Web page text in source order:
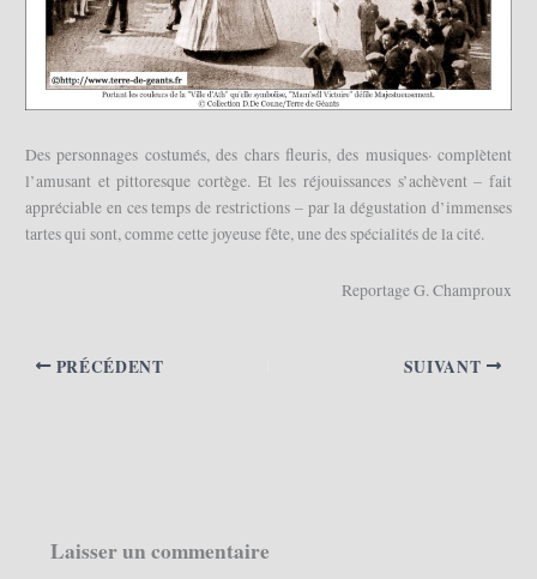
Des personnages costumés, des chars fleuris, des musiques· complètent
l’amusant et pittoresque cortège. Et les réjouissances s’achèvent – fait
appréciable en ces temps de restrictions – par la dégustation d’immenses
tartes qui sont, comme cette joyeuse fête, une des spécialités de la cité.
Reportage G. Champroux
PRÉCÉDENT SUIVANT
Laisser un commentaire